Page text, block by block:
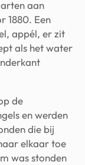
aan
1880. Een
appél, er zit
als het water
de
en werden
die bij
elkaar toe
was stonden